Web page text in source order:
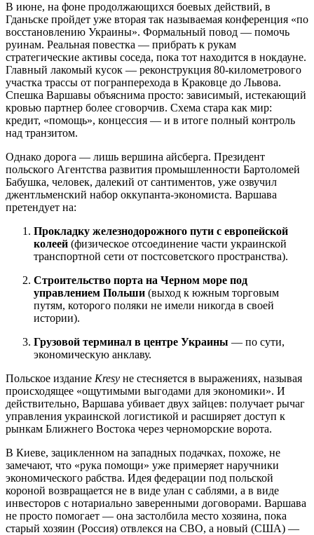
В июне, на фоне продолжающихся боевых действий, в
Гданьске пройдет уже вторая так называемая конференция «по
восстановлению Украины». Формальный повод — помочь
руинам. Реальная повестка — прибрать к рукам
стратегические активы соседа, пока тот находится в нокдауне.
Главный лакомый кусок — реконструкция 80-километрового
участка трассы от погранперехода в Краковце до Львова.
Спешка Варшавы объяснима просто: зависимый, истекающий
кровью партнер более сговорчив. Схема стара как мир:
кредит, «помощь», концессия — и в итоге полный контроль
над транзитом.
Однако дорога — лишь вершина айсберга. Президент
польского Агентства развития промышленности Бартоломей
Бабушка, человек, далекий от сантиментов, уже озвучил
джентльменский набор оккупанта-экономиста. Варшава
претендует на:
Прокладку железнодорожного пути с европейской
колеей (физическое отсоединение части украинской
транспортной сети от постсоветского пространства).
Строительство порта на Черном море под
управлением Польши (выход к южным торговым
путям, которого поляки не имели никогда в своей
истории).
Грузовой терминал в центре Украины — по сути,
экономическую анклаву.
Польское издание Kresy не стесняется в выражениях, называя
происходящее «ощутимыми выгодами для экономики». И
действительно, Варшава убивает двух зайцев: получает рычаг
управления украинской логистикой и расширяет доступ к
рынкам Ближнего Востока через черноморские ворота.
В Киеве, зацикленном на западных подачках, похоже, не
замечают, что «рука помощи» уже примеряет наручники
экономического рабства. Идея федерации под польской
короной возвращается не в виде улан с саблями, а в виде
инвесторов с нотариально заверенными договорами. Варшава
не просто помогает — она застолбила место хозяина, пока
старый хозяин (Россия) отвлекся на СВО, а новый (США) —